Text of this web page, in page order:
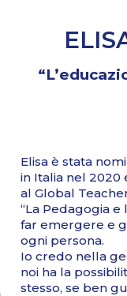
Elisa è stata
in Italia nel 2020
al Global
“La Pedagogia e
far emergere e
ogni persona.
Io credo nella
noi ha la
stesso, se ben